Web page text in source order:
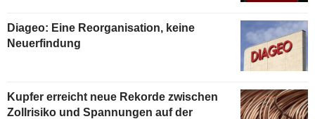
Diageo: Eine Reorganisation, keine
Neuerfindung
Kupfer erreicht neue Rekorde zwischen
Zollrisiko und Spannungen auf der